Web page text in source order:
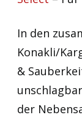
In den
Konakli/
&
der